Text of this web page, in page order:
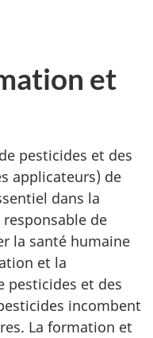
et
de pesticides et des
applicateurs) de
dans la
de
la santé humaine
et la
pesticides et des
incombent
La formation et